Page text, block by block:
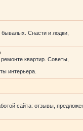
Снасти и лодки,
квартир. Советы,
интерьера.
сайта: отзывы,